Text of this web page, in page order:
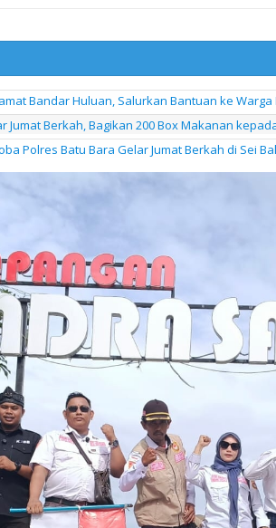
Bandar Huluan, Salurkan Bantuan ke
Jumat Berkah, Bagikan 200 Box Makanan
Polres Batu Bara Gelar Jumat Berkah di Sei